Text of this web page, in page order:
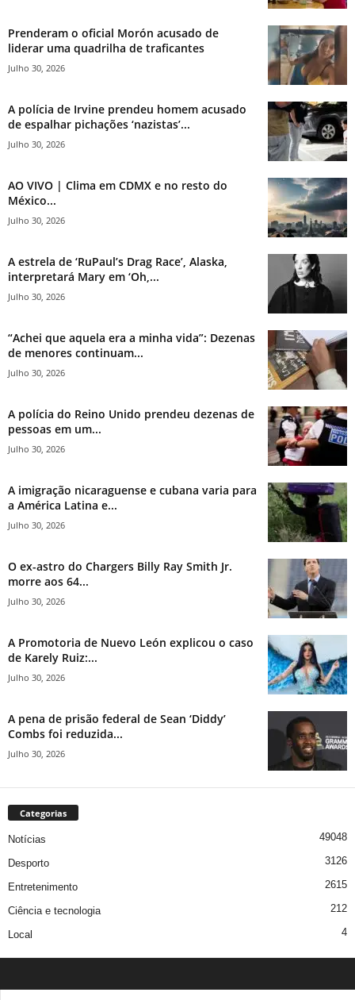
Prenderam o oficial Morón acusado de
liderar uma quadrilha de traficantes
Julho 30, 2026
A polícia de Irvine prendeu homem acusado
de espalhar pichações ‘nazistas’...
Julho 30, 2026
AO VIVO | Clima em CDMX e no resto do
México...
Julho 30, 2026
A estrela de ‘RuPaul’s Drag Race’, Alaska,
interpretará Mary em ‘Oh,...
Julho 30, 2026
“Achei que aquela era a minha vida”: Dezenas
de menores continuam...
Julho 30, 2026
A polícia do Reino Unido prendeu dezenas de
pessoas em um...
Julho 30, 2026
A imigração nicaraguense e cubana varia para
a América Latina e...
Julho 30, 2026
O ex-astro do Chargers Billy Ray Smith Jr.
morre aos 64...
Julho 30, 2026
A Promotoria de Nuevo León explicou o caso
de Karely Ruiz:...
Julho 30, 2026
A pena de prisão federal de Sean ‘Diddy’
Combs foi reduzida...
Julho 30, 2026
Categorias
Notícias 49048
Desporto 3126
Entretenimento 2615
Ciência e tecnologia 212
Local 4